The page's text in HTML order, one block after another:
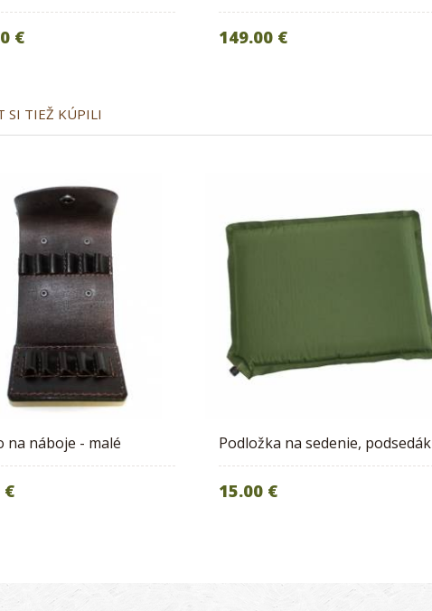
€ 149.00 €
SI TIEŽ KÚPILI
na náboje - malé
€
Podložka na sedenie, podsedák
15.00 €